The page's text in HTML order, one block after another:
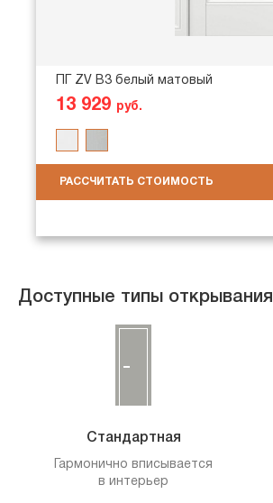
ПГ ZV В3 белый матовый
13 929 руб.
РАССЧИТАТЬ СТОИМОСТЬ
Доступные типы открывания
Стандартная
Гармонично вписывается
в интерьер